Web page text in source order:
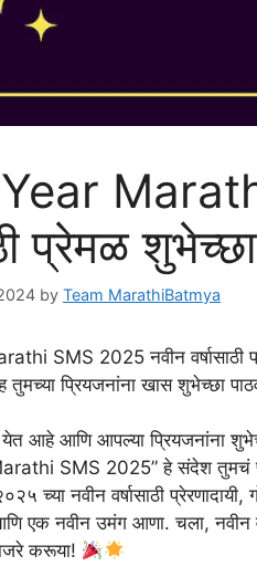
प्रेमळ शुभेच्छा
by Team MarathiBatmya
SMS 2025 नवीन वर्षासाठी
प्रियजनांना खास शुभेच्छा
आहे आणि आपल्या प्रियजनांना
SMS 2025” हे संदेश तुमचं
च्या नवीन वर्षासाठी
एक नवीन उमंग आणा. चला, नवीन
करूया!